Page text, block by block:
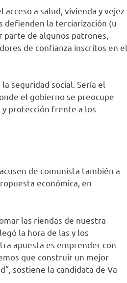
a salud, vivienda y vejez
defienden la terciarización (u
parte de algunos patrones,
de confianza inscritos en el
seguridad social. Sería el
el gobierno se preocupe
protección frente a los
de comunista también a
económica, en
las riendas de nuestra
la hora de las y los
apuesta es emprender con
que construir un mejor
sostiene la candidata de Va